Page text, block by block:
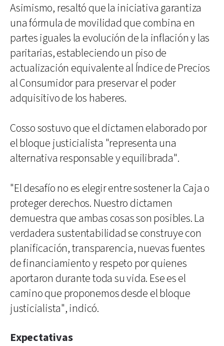
Asimismo, resaltó que la iniciativa garantiza
una fórmula de movilidad que combina en
partes iguales la evolución de la inflación y las
paritarias, estableciendo un piso de
actualización equivalente al Índice de Precios
al Consumidor para preservar el poder
adquisitivo de los haberes.
Cosso sostuvo que el dictamen elaborado por
el bloque justicialista "representa una
alternativa responsable y equilibrada".
"El desafío no es elegir entre sostener la Caja o
proteger derechos. Nuestro dictamen
demuestra que ambas cosas son posibles. La
verdadera sustentabilidad se construye con
planificación, transparencia, nuevas fuentes
de financiamiento y respeto por quienes
aportaron durante toda su vida. Ese es el
camino que proponemos desde el bloque
justicialista", indicó.
Expectativas